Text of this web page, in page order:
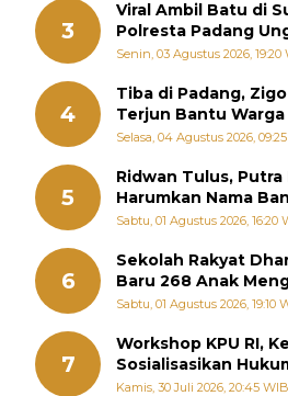
3
Viral Ambil Batu di
Polresta Padang
Sebenarnya
Senin, 03 Agustus 2026, 19:20
4
Tiba di Padang,
Terjun Bantu
Selasa, 04 Agustus 2026,
5
Ridwan Tulus,
Harumkan Nama
Diabadikan dalam
Sabtu, 01 Agustus 2026, 16:20
6
Sekolah Rakyat
Baru 268 Anak
Memutus Rantai
Sabtu, 01 Agustus 2026, 19:10
7
Workshop KPU RI,
Sosialisasikan
Penyelesaian
Kamis, 30 Juli 2026, 20:45 WIB